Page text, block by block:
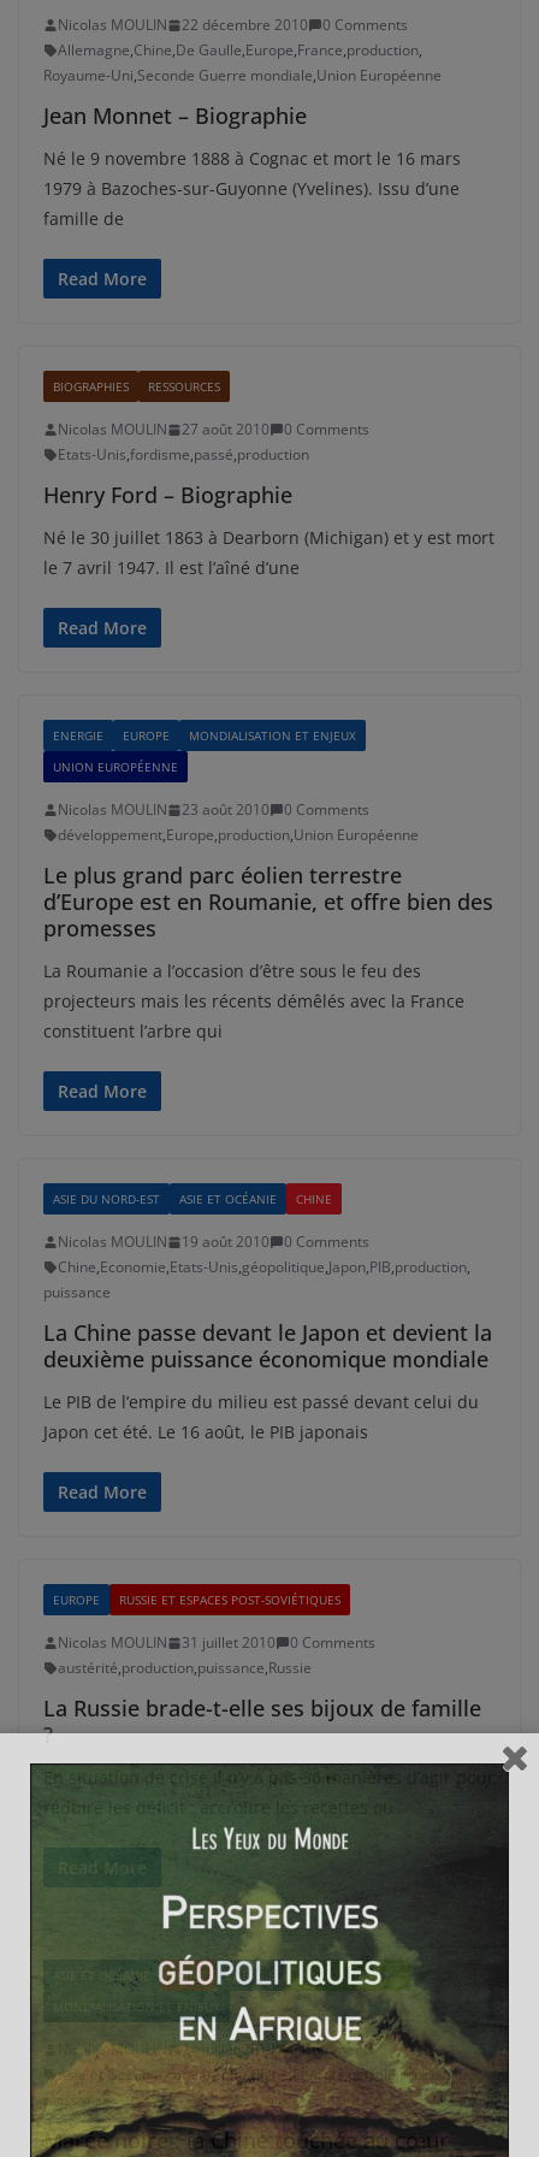
Nicolas MOULIN 22 décembre 2010
0 Comments
Allemagne,Chine,De Gaulle,Europe,France,production,
Royaume-Uni,Seconde Guerre mondiale,Union Européenne
Jean Monnet – Biographie
Né le 9 novembre 1888 à Cognac et mort le 16 mars
1979 à Bazoches-sur-Guyonne (Yvelines). Issu d’une
famille de
Read More
BIOGRAPHIES RESSOURCES
Nicolas MOULIN 27 août 2010
0 Comments
Etats-Unis,fordisme,passé,production
Henry Ford – Biographie
Né le 30 juillet 1863 à Dearborn (Michigan) et y est mort
le 7 avril 1947. Il est l’aîné d’une
Read More
ENERGIE EUROPE
MONDIALISATION ET ENJEUX
UNION EUROPÉENNE
Nicolas MOULIN 23 août 2010
0 Comments
développement,Europe,production,Union Européenne
Le plus grand parc éolien terrestre
d’Europe est en Roumanie, et offre bien des
promesses
La Roumanie a l’occasion d’être sous le feu des
projecteurs mais les récents démêlés avec la France
constituent l’arbre qui
Read More
ASIE DU NORD-EST ASIE ET OCÉANIE CHINE
Nicolas MOULIN 19 août 2010
0 Comments
Chine,Economie,Etats-Unis,géopolitique,Japon,PIB,production,
puissance
La Chine passe devant le Japon et devient la
deuxième puissance économique mondiale
Le PIB de l’empire du milieu est passé devant celui du
Japon cet été. Le 16 août, le PIB japonais
Read More
EUROPE RUSSIE ET ESPACES POST-SOVIÉTIQUES
Nicolas MOULIN 31 juillet 2010
0 Comments
austérité,production,puissance,Russie
La Russie brade-t-elle ses bijoux de famille
?
En situation de crise il n’y a pas 36 manières d’agir pour
réduire les déficit : accroître les recettes ou
Read More
ASIE ET OCÉANIE CHINE ENERGIE
ENVIRONNEMENT
MONDIALISATION ET ENJEUX
Nicolas MOULIN 24 juillet 2010
0 Comments
Asie et Océanie,catastrophe,Chine,Energie pétrole production,
puissance
Marée noire : la Chine touchée au cœur